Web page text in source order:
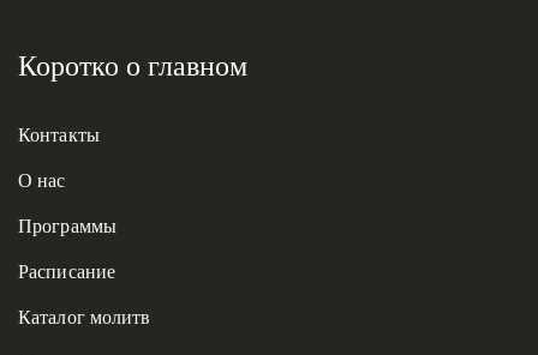
Коротко о главном
Контакты
О нас
Программы
Расписание
Каталог молитв